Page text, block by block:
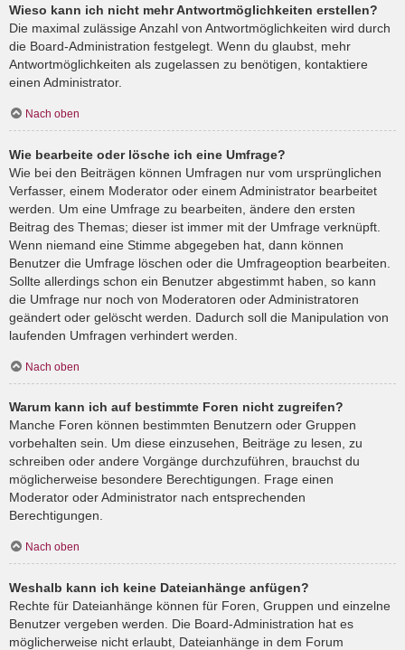
Wieso kann ich nicht mehr Antwortmöglichkeiten erstellen?
Die maximal zulässige Anzahl von Antwortmöglichkeiten wird durch
die Board-Administration festgelegt. Wenn du glaubst, mehr
Antwortmöglichkeiten als zugelassen zu benötigen, kontaktiere
einen Administrator.
Nach oben
Wie bearbeite oder lösche ich eine Umfrage?
Wie bei den Beiträgen können Umfragen nur vom ursprünglichen
Verfasser, einem Moderator oder einem Administrator bearbeitet
werden. Um eine Umfrage zu bearbeiten, ändere den ersten
Beitrag des Themas; dieser ist immer mit der Umfrage verknüpft.
Wenn niemand eine Stimme abgegeben hat, dann können
Benutzer die Umfrage löschen oder die Umfrageoption bearbeiten.
Sollte allerdings schon ein Benutzer abgestimmt haben, so kann
die Umfrage nur noch von Moderatoren oder Administratoren
geändert oder gelöscht werden. Dadurch soll die Manipulation von
laufenden Umfragen verhindert werden.
Nach oben
Warum kann ich auf bestimmte Foren nicht zugreifen?
Manche Foren können bestimmten Benutzern oder Gruppen
vorbehalten sein. Um diese einzusehen, Beiträge zu lesen, zu
schreiben oder andere Vorgänge durchzuführen, brauchst du
möglicherweise besondere Berechtigungen. Frage einen
Moderator oder Administrator nach entsprechenden
Berechtigungen.
Nach oben
Weshalb kann ich keine Dateianhänge anfügen?
Rechte für Dateianhänge können für Foren, Gruppen und einzelne
Benutzer vergeben werden. Die Board-Administration hat es
möglicherweise nicht erlaubt, Dateianhänge in dem Forum